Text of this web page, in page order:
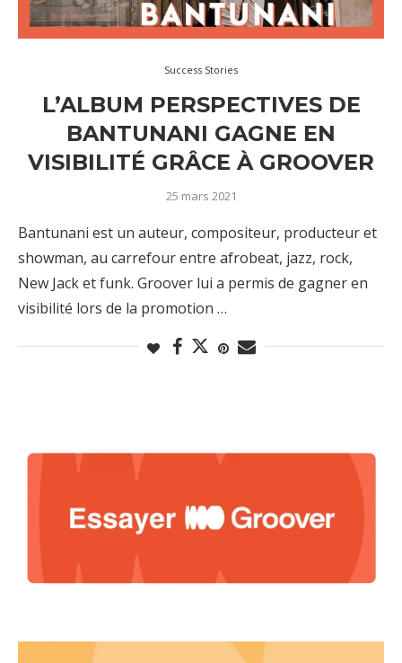
Success Stories
L’ALBUM PERSPECTIVES DE
BANTUNANI GAGNE EN
VISIBILITÉ GRÂCE À GROOVER
25 mars 2021
Bantunani est un auteur, compositeur, producteur et
showman, au carrefour entre afrobeat, jazz, rock,
New Jack et funk. Groover lui a permis de gagner en
visibilité lors de la promotion …